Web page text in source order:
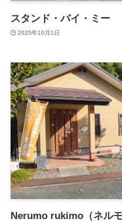
スタンド・バイ・ミー
2025年10月1日
Nerumo rukimo（ネル